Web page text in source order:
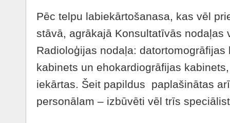
Pēc telpu labiekārtošanasa, kas vēl
stāvā, agrākajā Konsultatīvās nodaļas
Radioloģijas nodaļa:
kabinets un ehokardiogrāfijas
iekārtas. Šeit papildus paplašinātas
personālam – izbūvēti vēl trīs